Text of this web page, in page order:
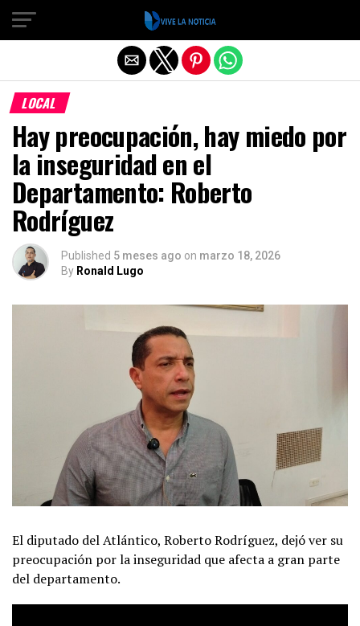
LOCAL
Hay preocupación, hay miedo por
la inseguridad en el
Departamento: Roberto
Rodríguez
Published 5 meses ago on marzo 18, 2026
By Ronald Lugo
El diputado del Atlántico, Roberto Rodríguez, dejó ver su
preocupación por la inseguridad que afecta a gran parte
del departamento.
Salir de la versión móvil